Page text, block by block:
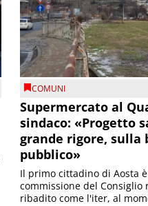
COMUNI
Supermercato al
sindaco: «Progetto
grande rigore, sulla
pubblico»
Il primo cittadino di Aosta
commissione del Consiglio
ribadito come l'iter, al